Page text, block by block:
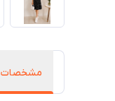
مشخصات